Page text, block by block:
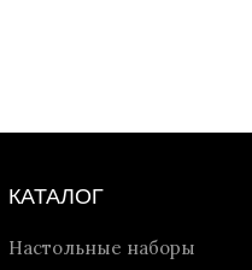
КАТАЛОГ
Настольные наборы